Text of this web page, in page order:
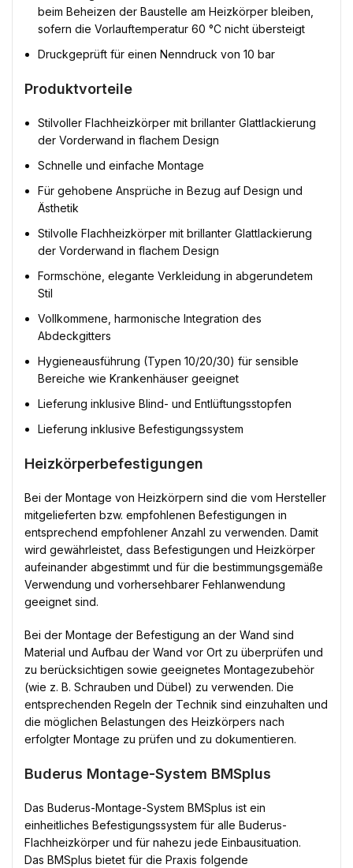
beim Beheizen der Baustelle am Heizkörper bleiben,
sofern die Vorlauftemperatur 60 °C nicht übersteigt
Druckgeprüft für einen Nenndruck von 10 bar
Produktvorteile
Stilvoller Flachheizkörper mit brillanter Glattlackierung
der Vorderwand in flachem Design
Schnelle und einfache Montage
Für gehobene Ansprüche in Bezug auf Design und
Ästhetik
Stilvolle Flachheizkörper mit brillanter Glattlackierung
der Vorderwand in flachem Design
Formschöne, elegante Verkleidung in abgerundetem
Stil
Vollkommene, harmonische Integration des
Abdeckgitters
Hygieneausführung (Typen 10/20/30) für sensible
Bereiche wie Krankenhäuser geeignet
Lieferung inklusive Blind- und Entlüftungsstopfen
Lieferung inklusive Befestigungssystem
Heizkörperbefestigungen
Bei der Montage von Heizkörpern sind die vom Hersteller
mitgelieferten bzw. empfohlenen Befestigungen in
entsprechend empfohlener Anzahl zu verwenden. Damit
wird gewährleistet, dass Befestigungen und Heizkörper
aufeinander abgestimmt und für die bestimmungsgemäße
Verwendung und vorhersehbarer Fehlanwendung
geeignet sind.
Bei der Montage der Befestigung an der Wand sind
Material und Aufbau der Wand vor Ort zu überprüfen und
zu berücksichtigen sowie geeignetes Montagezubehör
(wie z. B. Schrauben und Dübel) zu verwenden. Die
entsprechenden Regeln der Technik sind einzuhalten und
die möglichen Belastungen des Heizkörpers nach
erfolgter Montage zu prüfen und zu dokumentieren.
Buderus Montage-System BMSplus
Das Buderus-Montage-System BMSplus ist ein
einheitliches Befestigungssystem für alle Buderus-
Flachheizkörper und für nahezu jede Einbausituation.
Das BMSplus bietet für die Praxis folgende